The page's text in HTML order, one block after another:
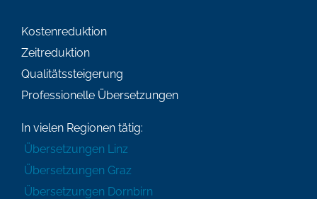
Kostenreduktion
Zeitreduktion
Qualitätssteigerung
Professionelle Übersetzungen
In vielen Regionen tätig:
Übersetzungen Linz
Übersetzungen Graz
Übersetzungen Dornbirn